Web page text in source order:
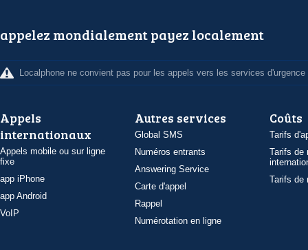
appelez mondialement payez localement
Localphone ne convient pas pour les appels vers les services d'urgence
Appels
internationaux
Appels mobile ou sur ligne
fixe
app iPhone
app Android
VoIP
Autres services
Global SMS
Numéros entrants
Answering Service
Carte d'appel
Rappel
Numérotation en ligne
Coûts
Tarifs
Tarifs de
Tarifs de